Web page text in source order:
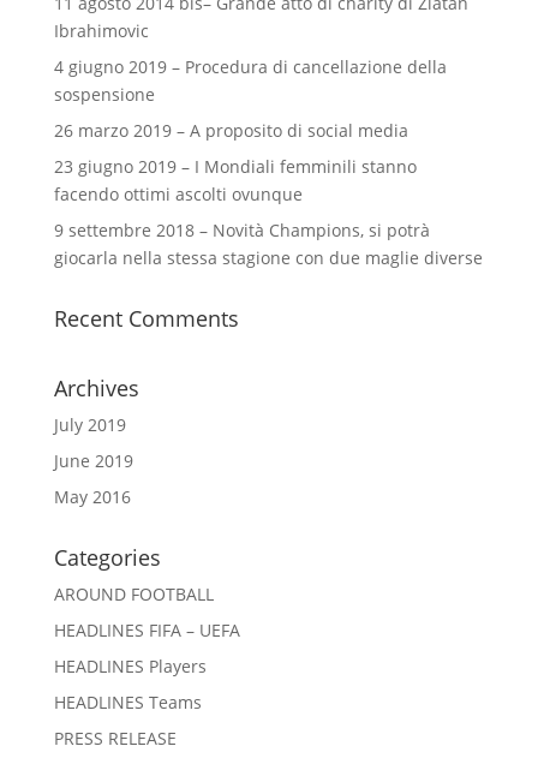
Ibrahimovic
4 giugno 2019 – Procedura di cancellazione della
sospensione
26 marzo 2019 – A proposito di social media
23 giugno 2019 – I Mondiali femminili stanno
facendo ottimi ascolti ovunque
9 settembre 2018 – Novità Champions, si potrà
giocarla nella stessa stagione con due maglie diverse
Recent Comments
Archives
July 2019
June 2019
May 2016
Categories
AROUND FOOTBALL
HEADLINES FIFA – UEFA
HEADLINES Players
HEADLINES Teams
PRESS RELEASE